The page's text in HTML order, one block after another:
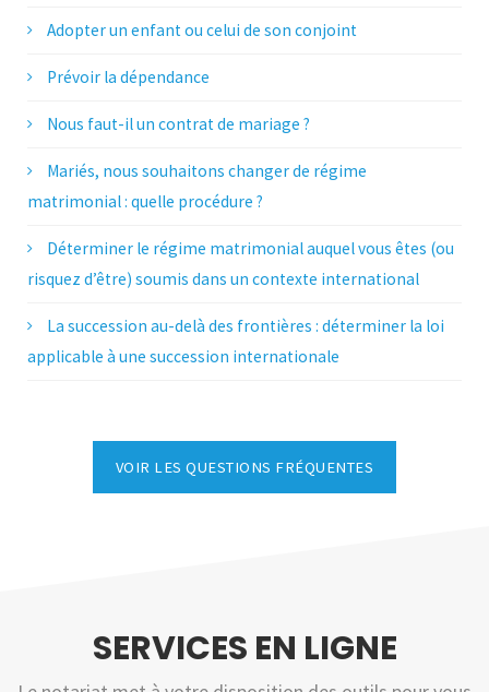
Adopter un enfant ou celui de son conjoint
Prévoir la dépendance
Nous faut-il un contrat de mariage ?
Mariés, nous souhaitons changer de régime
matrimonial : quelle procédure ?
Déterminer le régime matrimonial auquel vous êtes (ou
risquez d’être) soumis dans un contexte international
La succession au-delà des frontières : déterminer la loi
applicable à une succession internationale
VOIR LES QUESTIONS FRÉQUENTES
SERVICES EN LIGNE